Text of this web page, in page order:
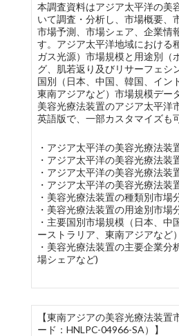
本調査資料はアジア太平洋の美
いて調査・分析し、市場概要、
市場予測、市場シェア、企業情
す。アジア太平洋地域における
ガス光源）市場規模と用途別（
グ、肌若返り及びリサーフェシ
国別（日本、中国、韓国、イン
東南アジアなど）市場規模デー
美容光療法装置のアジア太平洋
英語版で、一部カスタマイズも
・アジア太平洋の美容光療法装
・アジア太平洋の美容光療法装
・アジア太平洋の美容光療法装
・アジア太平洋の美容光療法装
・美容光療法装置の種類別市場
・美容光療法装置の用途別市場
・主要国別市場規模（日本、中
ーストラリア、東南アジアなど）
・美容光療法装置の主要企業分
場シェアなど)
【東南アジアの美容光療法装置
ード：HNLPC-04966-SA）】